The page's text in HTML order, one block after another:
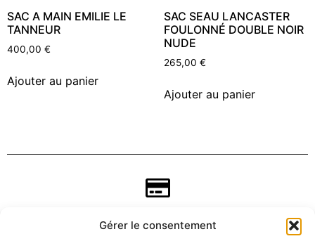
Gérer le consentement
SAC A MAIN EMILIE LE
TANNEUR
400,00 €
Ajouter au panier
SAC SEAU LANCASTER
FOULONNÉ DOUBLE NOIR
NUDE
265,00 €
Ajouter au panier